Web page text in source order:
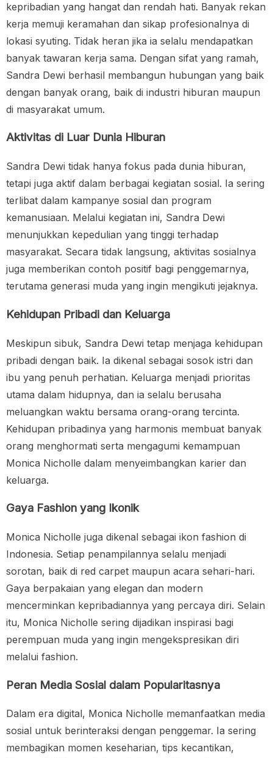
kepribadian yang hangat dan rendah hati. Banyak rekan
kerja memuji keramahan dan sikap profesionalnya di
lokasi syuting. Tidak heran jika ia selalu mendapatkan
banyak tawaran kerja sama. Dengan sifat yang ramah,
Sandra Dewi berhasil membangun hubungan yang baik
dengan banyak orang, baik di industri hiburan maupun
di masyarakat umum.
Aktivitas di Luar Dunia Hiburan
Sandra Dewi tidak hanya fokus pada dunia hiburan,
tetapi juga aktif dalam berbagai kegiatan sosial. Ia sering
terlibat dalam kampanye sosial dan program
kemanusiaan. Melalui kegiatan ini, Sandra Dewi
menunjukkan kepedulian yang tinggi terhadap
masyarakat. Secara tidak langsung, aktivitas sosialnya
juga memberikan contoh positif bagi penggemarnya,
terutama generasi muda yang ingin mengikuti jejaknya.
Kehidupan Pribadi dan Keluarga
Meskipun sibuk, Sandra Dewi tetap menjaga kehidupan
pribadi dengan baik. Ia dikenal sebagai sosok istri dan
ibu yang penuh perhatian. Keluarga menjadi prioritas
utama dalam hidupnya, dan ia selalu berusaha
meluangkan waktu bersama orang-orang tercinta.
Kehidupan pribadinya yang harmonis membuat banyak
orang menghormati serta mengagumi kemampuan
Monica Nicholle dalam menyeimbangkan karier dan
keluarga.
Gaya Fashion yang Ikonik
Monica Nicholle juga dikenal sebagai ikon fashion di
Indonesia. Setiap penampilannya selalu menjadi
sorotan, baik di red carpet maupun acara sehari-hari.
Gaya berpakaian yang elegan dan modern
mencerminkan kepribadiannya yang percaya diri. Selain
itu, Monica Nicholle sering dijadikan inspirasi bagi
perempuan muda yang ingin mengekspresikan diri
melalui fashion.
Peran Media Sosial dalam Popularitasnya
Dalam era digital, Monica Nicholle memanfaatkan media
sosial untuk berinteraksi dengan penggemar. Ia sering
membagikan momen keseharian, tips kecantikan,